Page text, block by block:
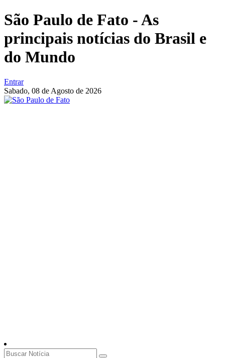
São Paulo de Fato - As
principais notícias do Brasil e
do Mundo
Entrar
Sabado, 08 de Agosto de 2026